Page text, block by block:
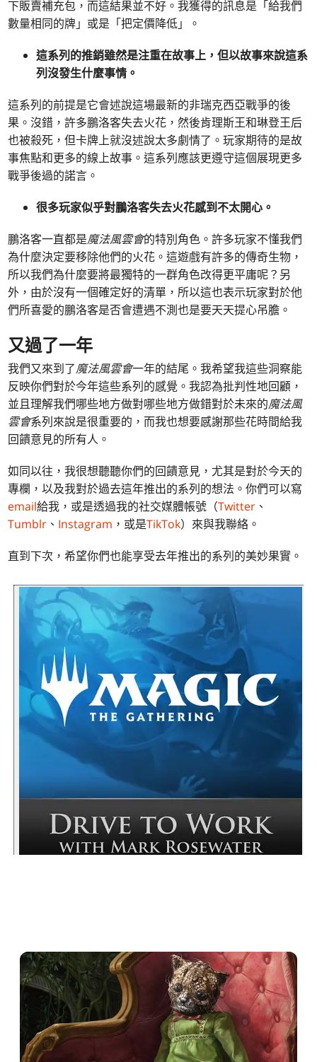
下販賣補充包，而這結果並不好。我獲得的訊息是「給我們
數量相同的牌」或是「把定價降低」。
這系列的推銷雖然是注重在故事上，但以故事來說這系
列沒發生什麼事情。
這系列的前提是它會述說這場最新的非瑞克西亞戰爭的後
果。沒錯，許多鵬洛客失去火花，然後肯理斯王和琳登王后
也被殺死，但卡牌上就沒述說太多劇情了。玩家期待的是故
事焦點和更多的線上故事。這系列應該更遵守這個展現更多
戰爭後過的諾言。
很多玩家似乎對鵬洛客失去火花感到不太開心。
鵬洛客一直都是魔法風雲會的特別角色。許多玩家不懂我們
為什麼決定要移除他們的火花。這遊戲有許多的傳奇生物，
所以我們為什麼要將最獨特的一群角色改得更平庸呢？另
外，由於沒有一個確定好的清單，所以這也表示玩家對於他
們所喜愛的鵬洛客是否會遭遇不測也是要天天提心吊膽。
又過了一年
我們又來到了魔法風雲會一年的結尾。我希望我這些洞察能
反映你們對於今年這些系列的感覺。我認為批判性地回顧，
並且理解我們哪些地方做對哪些地方做錯對於未來的魔法風
雲會系列來說是很重要的，而我也想要感謝那些花時間給我
回饋意見的所有人。
如同以往，我很想聽聽你們的回饋意見，尤其是對於今天的
專欄，以及我對於過去這年推出的系列的想法。你們可以寫
email給我，或是透過我的社交媒體帳號（Twitter 、
Tumblr 、 Instagram ，或是TikTok）來與我聯絡。
直到下次，希望你們也能享受去年推出的系列的美妙果實。